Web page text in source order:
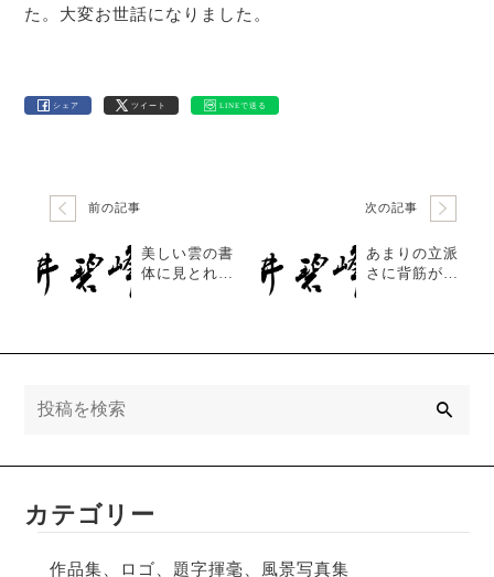
た。大変お世話になりました。
シェア ツイート LINEで送る
前の記事
美しい雲の書
体に見とれて
次の記事
あまりの立派
さに背筋が伸
カテゴリー
作品集、ロゴ、題字揮毫、風景写真集